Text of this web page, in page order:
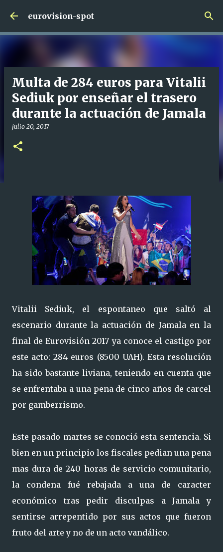
Ir al contenido principal
eurovision-spot
Multa de 284 euros para Vitalii
Sediuk por enseñar el trasero
durante la actuación de Jamala
julio 20, 2017
Vitalii Sediuk, el espontaneo que saltó al
escenario durante la actuación de Jamala en la
final de Eurovisión 2017 ya conoce el castigo por
este acto: 284 euros (8500 UAH). Esta resolución
ha sido bastante liviana, teniendo en cuenta que
se enfrentaba a una pena de cinco años de carcel
por gamberrismo.
Este pasado martes se conoció esta sentencia. Si
bien en un principio los fiscales pedian una pena
mas dura de 240 horas de servicio comunitario,
la condena fué rebajada a una de caracter
económico tras pedir disculpas a Jamala y
sentirse arrepentido por sus actos que fueron
fruto del arte y no de un acto vandálico.